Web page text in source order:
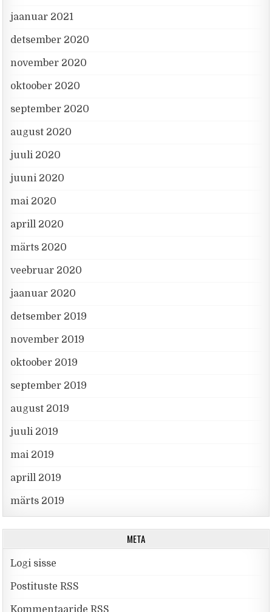
jaanuar 2021
detsember 2020
november 2020
oktoober 2020
september 2020
august 2020
juuli 2020
juuni 2020
mai 2020
aprill 2020
märts 2020
veebruar 2020
jaanuar 2020
detsember 2019
november 2019
oktoober 2019
september 2019
august 2019
juuli 2019
mai 2019
aprill 2019
märts 2019
META
Logi sisse
Postituste RSS
Kommentaaride RSS